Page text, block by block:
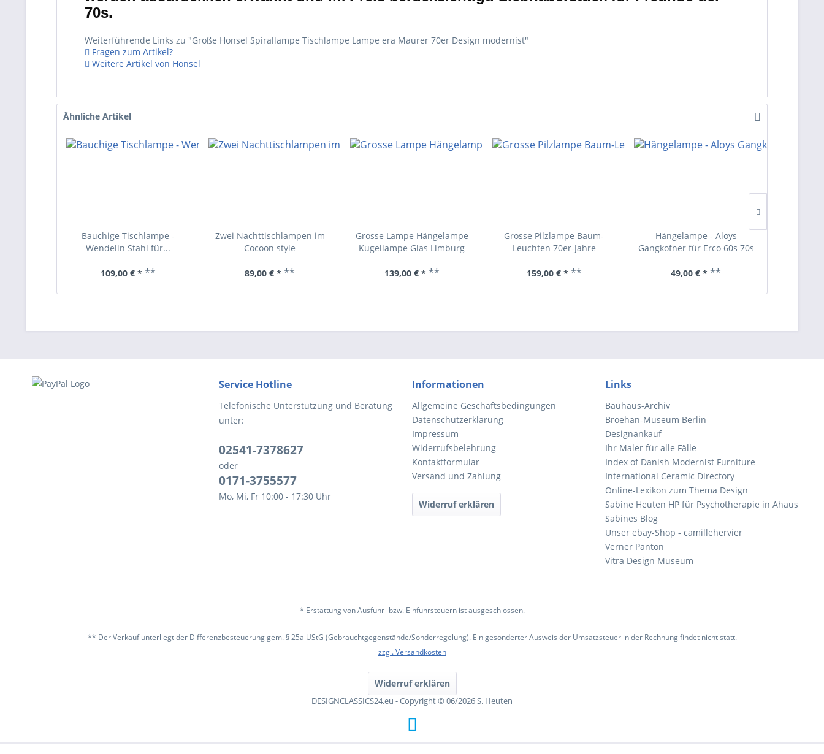
70s.
Weiterführende Links zu "Große Honsel Spirallampe Tischlampe Lampe era Maurer 70er Design modernist"
Fragen zum Artikel?
Weitere Artikel von Honsel
Ähnliche Artikel
Bauchige Tischlampe -
Wendelin Stahl für...
109,00 € * **
Zwei Nachttischlampen im
Cocoon style
89,00 € * **
Grosse Lampe Hängelampe
Kugellampe Glas Limburg
139,00 € * **
Grosse Pilzlampe Baum-
Leuchten 70er-Jahre
159,00 € * **
Hängelampe - Aloys
Gangkofner für Erco 60s 70s
49,00 € * **
Service Hotline
Telefonische Unterstützung und Beratung
unter:
02541-7378627
oder
0171-3755577
Mo, Mi, Fr 10:00 - 17:30 Uhr
Informationen
Allgemeine Geschäftsbedingungen
Datenschutzerklärung
Impressum
Widerrufsbelehrung
Kontaktformular
Versand und Zahlung
Widerruf erklären
Links
Bauhaus-Archiv
Broehan-Museum Berlin
Designankauf
Ihr Maler für alle Fälle
Index of Danish Modernist Furniture
International Ceramic Directory
Online-Lexikon zum Thema Design
Sabine Heuten HP für Psychotherapie in Ahaus
Sabines Blog
Unser ebay-Shop - camillehervier
Verner Panton
Vitra Design Museum
* Erstattung von Ausfuhr- bzw. Einfuhrsteuern ist ausgeschlossen.
** Der Verkauf unterliegt der Differenzbesteuerung gem. § 25a UStG (Gebrauchtgegenstände/Sonderregelung). Ein gesonderter Ausweis der Umsatzsteuer in der Rechnung findet nicht statt.
zzgl. Versandkosten
Widerruf erklären
DESIGNCLASSICS24.eu - Copyright © 06/2026 S. Heuten